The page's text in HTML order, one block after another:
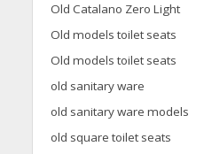
Old Catalano Zero Light
Old models toilet seats
Old models toilet seats
old sanitary ware
old sanitary ware models
old square toilet seats